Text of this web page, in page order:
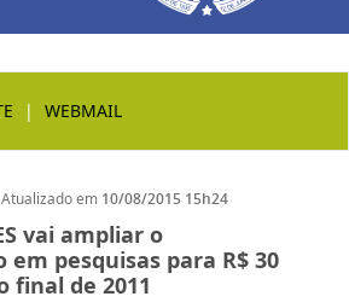
| WEBMAIL
em 10/08/2015 15h24
vai ampliar o
pesquisas para R$ 30
final de 2011